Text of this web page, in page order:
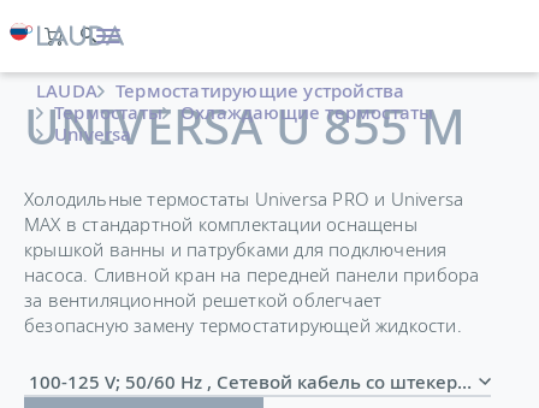
LAUDA
Термостатирующие устройства
Термостаты
Охлаждающие термостаты
Universa
UNIVERSA U 855 M
Холодильные термостаты Universa PRO и Universa
MAX в стандартной комплектации оснащены
крышкой ванны и патрубками для подключения
насоса. Сливной кран на передней панели прибора
за вентиляционной решеткой облегчает
безопасную замену термостатирующей жидкости.
100-125 V; 50/60 Hz , Сетевой кабель со штекером